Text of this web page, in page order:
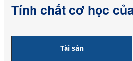
Tính chất cơ học
Tài sản